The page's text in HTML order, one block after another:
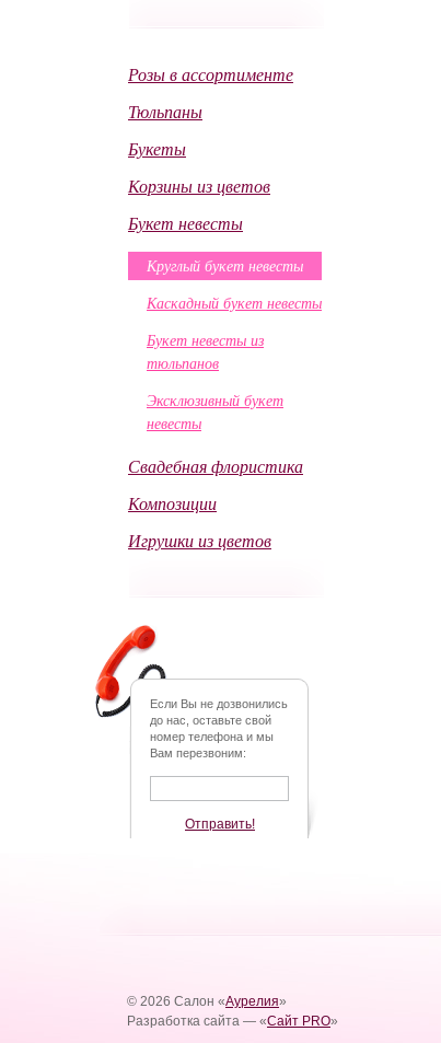
Розы в ассортименте
Тюльпаны
Букеты
Корзины из цветов
Букет невесты
Круглый букет невесты
Каскадный букет невесты
Букет невесты из
тюльпанов
Эксклюзивный букет
невесты
Свадебная флористика
Композиции
Игрушки из цветов
Если Вы не дозвонились
до нас, оставьте свой
номер телефона и мы
Вам перезвоним:
Отправить!
© 2026 Салон «Аурелия»
Разработка сайта — «Сайт PRO»